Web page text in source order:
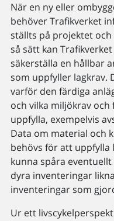
När en ny eller
behöver Trafikverket
ställts på projektet och
så sätt kan
säkerställa en hållbar
som uppfyller lagkrav.
varför den färdiga
och vilka miljökrav
uppfylla, exempelvis
Data om material och
behövs för att
kunna spåra
dyra inventeringar
inventeringar som
Ur ett